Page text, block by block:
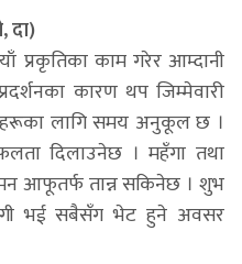
दा)
प्रकृतिका काम गरेर आम्दानी
कारण थप जिम्मेवारी
लागि समय अनुकूल छ ।
दिलाउनेछ । महँगा तथा
आफूतर्फ तान्न सकिनेछ । शुभ
भई सबैसँग भेट हुने अवसर